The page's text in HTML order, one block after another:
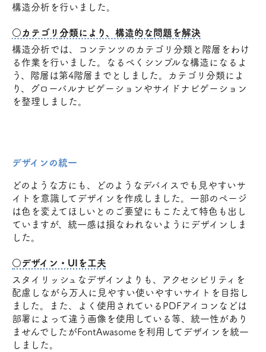
構造分析を行いました。
○カテゴリ分類により、構造的な問題を解決
構造分析では、コンテンツのカテゴリ分類と階層をわけ
る作業を行いました。なるべくシンプルな構造になるよ
う、階層は第4階層までとしました。カテゴリ分類によ
り、グローバルナビゲーションやサイドナビゲーション
を整理しました。
デザインの統一
どのような方にも、どのようなデバイスでも見やすいサ
イトを意識してデザインを作成しました。一部のページ
は色を変えてほしいとのご要望にもこたえて特色も出し
ていますが、統一感は損なわれないようにデザインしま
した。
○デザイン・UIを工夫
スタイリッシュなデザインよりも、アクセシビリティを
配慮しながら万人に見やすい使いやすいサイトを目指し
ました。また、よく使用されているPDFアイコンなどは
部署によって違う画像を使用している等、統一性があり
ませんでしたがFontAwasomeを利用してデザインを統一
しました。